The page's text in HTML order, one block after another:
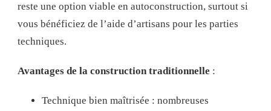
reste une option viable en autoconstruction, surtout si
vous bénéficiez de l’aide d’artisans pour les parties
techniques.
Avantages de la construction traditionnelle :
Technique bien maîtrisée : nombreuses